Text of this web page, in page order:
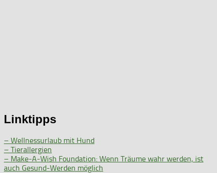
Linktipps
– Wellnessurlaub mit Hund
– Tierallergien
– Make-A-Wish Foundation: Wenn Träume wahr werden, ist
auch Gesund-Werden möglich